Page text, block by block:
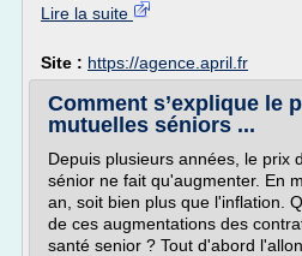
Lire la suite
Site : https://agence.april.fr
Comment s’explique le
mutuelles séniors ...
Depuis plusieurs années, le prix
sénior ne fait qu'augmenter. En
an, soit bien plus que l'inflation.
de ces augmentations des
santé senior ? Tout d'abord